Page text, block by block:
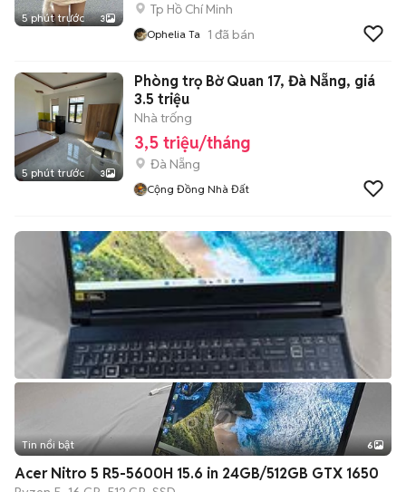
5 phút trước 3
Tp Hồ Chí Minh
Ophelia Ta 1 đã bán
5 phút trước 3
Phòng trọ Bờ Quan 17, Đà Nẵng, giá
3.5 triệu
Nhà trống
3,5 triệu/tháng
Đà Nẵng
Cộng Đồng Nhà Đất
+2
Tin nổi bật 6
Acer Nitro 5 R5-5600H 15.6 in 24GB/512GB GTX 1650